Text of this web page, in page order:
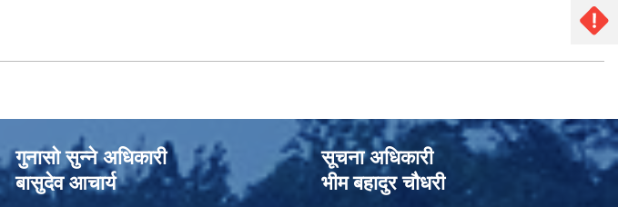
गुनासो सुन्‍ने अधिकारी
बासुदेव आचार्य
सूचना अधिकारी
भीम बहादुर चौधरी